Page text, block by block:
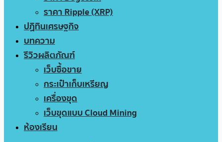
ราคา Ripple (XRP)
ปฏิทินเศรษฐกิจ
บทความ
รีวิวผลิตภัณฑ์
เว็บซื้อขาย
กระเป๋าเก็บเหรียญ
เครื่องขุด
เว็บขุดแบบ Cloud Mining
ห้องเรียน